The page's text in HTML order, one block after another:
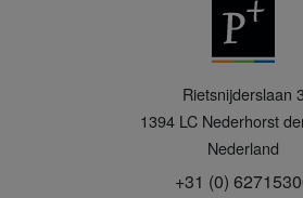
Rietsnijderslaan 3
1394 LC Nederhorst
Nederland
+31 (0)